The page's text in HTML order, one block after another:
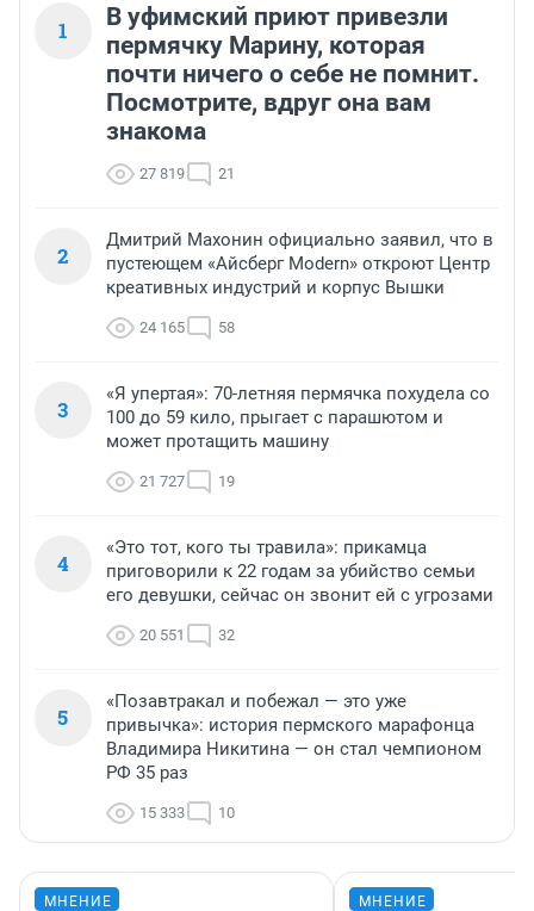
1
В уфимский приют привезли
пермячку Марину, которая
почти ничего о себе не помнит.
Посмотрите, вдруг она вам
знакома
27 819 21
2
Дмитрий Махонин официально заявил, что в
пустеющем «Айсберг Modern» откроют Центр
креативных индустрий и корпус Вышки
24 165 58
3
«Я упертая»: 70-летняя пермячка похудела со
100 до 59 кило, прыгает с парашютом и
может протащить машину
21 727 19
4
«Это тот, кого ты травила»: прикамца
приговорили к 22 годам за убийство семьи
его девушки, сейчас он звонит ей с угрозами
20 551 32
5
«Позавтракал и побежал — это уже
привычка»: история пермского марафонца
Владимира Никитина — он стал чемпионом
РФ 35 раз
15 333 10
МНЕНИЕ МНЕНИЕ